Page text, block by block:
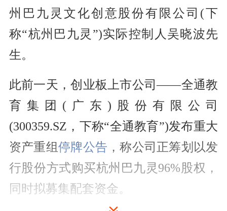
州巴九灵文化创意股份有限公司(下
称“杭州巴九灵”)实际控制人吴晓波先
生。
此前一天，创业板上市公司——全通教
育集团(广东)股份有限公司
(300359.SZ，下称“全通教育”)发布重大
资产重组停牌公告 ，称公司正筹划以发
行股份方式购买杭州巴九灵96%股权，
同时拟募集配套资金。